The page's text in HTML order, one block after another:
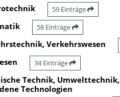
59 Einträge
58 Einträge
Verkehrswesen
34 Einträge
Technik, Umwelttechnik,
Technologien